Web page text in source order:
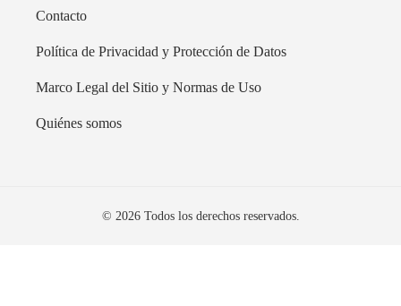
Contacto
Política de Privacidad y Protección de Datos
Marco Legal del Sitio y Normas de Uso
Quiénes somos
© 2026 Todos los derechos reservados.